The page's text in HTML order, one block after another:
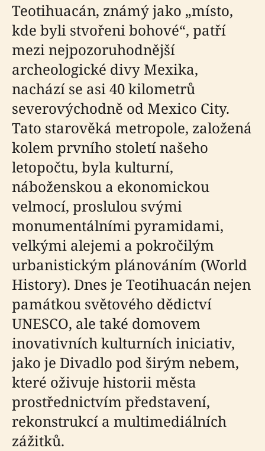
Teotihuacán, známý jako „místo,
kde byli stvořeni bohové“, patří
mezi nejpozoruhodnější
archeologické divy Mexika,
nachází se asi 40 kilometrů
severovýchodně od Mexico City.
Tato starověká metropole, založená
kolem prvního století našeho
letopočtu, byla kulturní,
náboženskou a ekonomickou
velmocí, proslulou svými
monumentálními pyramidami,
velkými alejemi a pokročilým
urbanistickým plánováním (World
History). Dnes je Teotihuacán nejen
památkou světového dědictví
UNESCO, ale také domovem
inovativních kulturních iniciativ,
jako je Divadlo pod širým nebem,
které oživuje historii města
prostřednictvím představení,
rekonstrukcí a multimediálních
zážitků.